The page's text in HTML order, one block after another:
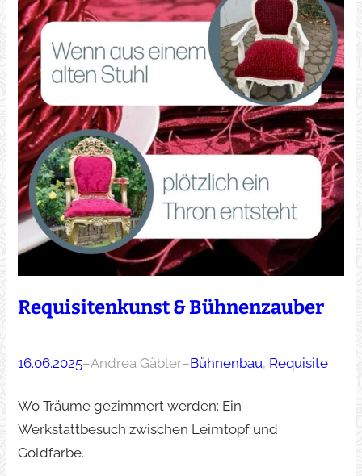
Requisitenkunst & Bühnenzauber
16.06.2025–Andrea Gäbler–Bühnenbau, Requisite
Wo Träume gezimmert werden: Ein
Werkstattbesuch zwischen Leimtopf und
Goldfarbe.